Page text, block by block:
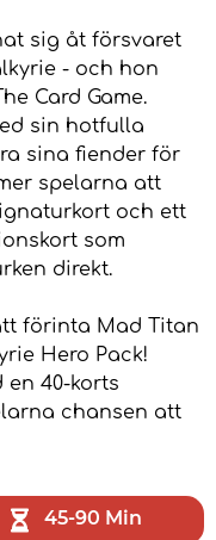
sig åt försvaret
- och hon
Card Game.
sin hotfulla
sina fiender för
spelarna att
och ett
som
direkt.
förinta Mad Titan
Hero Pack!
en 40-korts
chansen att
45-90 Min